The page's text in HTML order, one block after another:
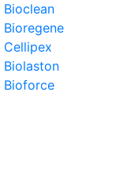
Bioclean
Bioregene
Cellipex
Biolaston
Bioforce